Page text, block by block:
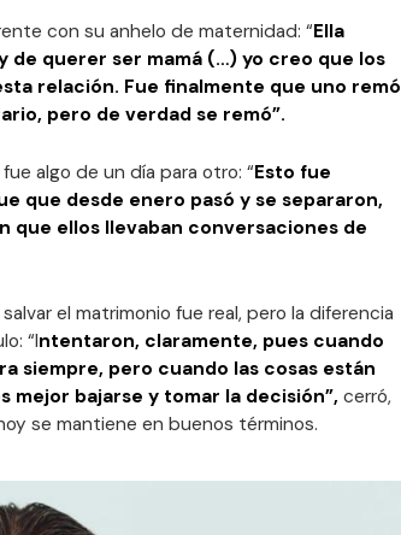
con su anhelo de maternidad: “Ella
de querer ser mamá (…) yo creo que los
relación. Fue finalmente que uno remó
pero de verdad se remó”.
algo de un día para otro: “Esto fue
que desde enero pasó y se separaron,
que ellos llevaban conversaciones de
el matrimonio fue real, pero la diferencia
“Intentaron, claramente, pues cuando
siempre, pero cuando las cosas están
mejor bajarse y tomar la decisión”, cerró,
se mantiene en buenos términos.